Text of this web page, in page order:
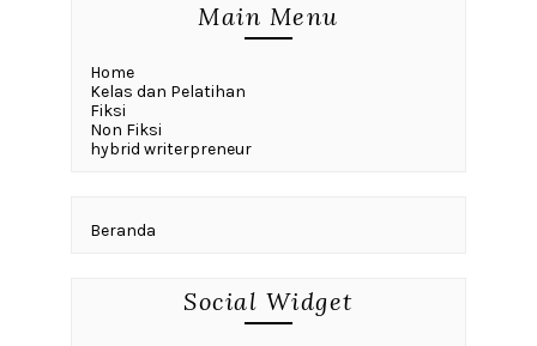
Main Menu
Home
Kelas dan Pelatihan
Fiksi
Non Fiksi
hybrid writerpreneur
Beranda
Social Widget